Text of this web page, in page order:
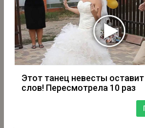
Этот танец невесты оставит
слов! Пересмотрела 10 раз